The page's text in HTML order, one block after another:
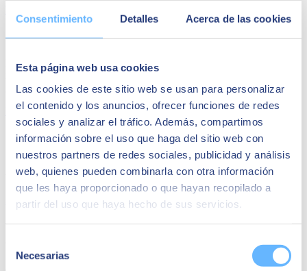
Consentimiento Detalles Acerca de las cookies
Esta página web usa cookies
Las cookies de este sitio web se usan para personalizar
el contenido y los anuncios, ofrecer funciones de redes
sociales y analizar el tráfico. Además, compartimos
información sobre el uso que haga del sitio web con
nuestros partners de redes sociales, publicidad y análisis
web, quienes pueden combinarla con otra información
que les haya proporcionado o que hayan recopilado a
partir del uso que haya hecho de sus servicios.
Necesarias
SEIDOR alcanza 1.174 millones de euros en 2025
La consultora tecnológica aprueba su plan estratégico 2030 y
refuerza su liderazgo en el midmarket, consolidando su posición en
gran empresa y sector público.
Más información
Somos SAP Global Platinum Reseller Partner
SEIDOR alcanza el estatus Global Platinum Reseller de SAP y se
une al nivel más alto de su ecosistema de partners.
Más información
SEIDOR, entre las primeras consultoras TI en
a certificación refuerza la capacidad de SEIDOR para trasladar